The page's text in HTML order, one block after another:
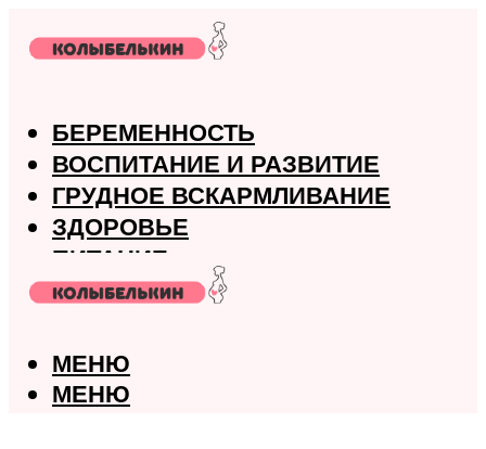
БЕРЕМЕННОСТЬ
ВОСПИТАНИЕ И РАЗВИТИЕ
ГРУДНОЕ ВСКАРМЛИВАНИЕ
ЗДОРОВЬЕ
ПИТАНИЕ
РОДЫ
МЕНЮ
МЕНЮ